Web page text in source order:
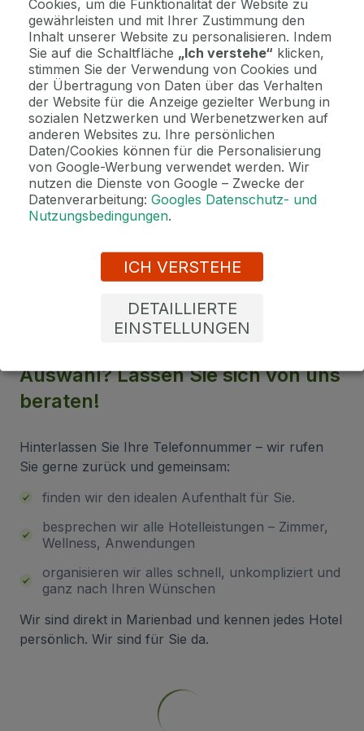
Machen Sie Freude mit einem Geschenkvoucher
Jetzt bezahlen Sie gar nichts.
Die Zahlungsmodalitäten erhalten Sie zusammen mit dem Angebot
per E-Mail.
Hinweis
Das Hotel wird vom 11.1. 2027 - 28.1.2027 aus Betriebsgründen ge...
2 Gründe, bei uns zu buchen
Genießen Sie Marienbad in vollen Zügen mit unseren exklusiven
Bonusen zu jeder Reservierung!
Auswahl? Lassen Sie sich von uns
beraten!
Hinterlassen Sie Ihre Telefonnummer – wir rufen
Sie gerne zurück und gemeinsam:
finden wir den idealen Aufenthalt für Sie.
besprechen wir alle Hotelleistungen – Zimmer,
Wellness, Anwendungen
organisieren wir alles schnell, unkompliziert und
ganz nach Ihren Wünschen
Wir sind direkt in Marienbad und kennen jedes Hotel
persönlich. Wir sind für Sie da.
Cookies, um die Funktionalität der Website zu
gewährleisten und mit Ihrer Zustimmung den
Inhalt unserer Website zu personalisieren. Indem
Sie auf die Schaltfläche „Ich verstehe“ klicken,
stimmen Sie der Verwendung von Cookies und
der Übertragung von Daten über das Verhalten
der Website für die Anzeige gezielter Werbung in
sozialen Netzwerken und Werbenetzwerken auf
anderen Websites zu. Ihre persönlichen
Daten/Cookies können für die Personalisierung
von Google-Werbung verwendet werden. Wir
nutzen die Dienste von Google – Zwecke der
Datenverarbeitung: Googles Datenschutz- und
Nutzungsbedingungen.
DETAILLIERTE
EINSTELLUNGEN
ICH VERSTEHE